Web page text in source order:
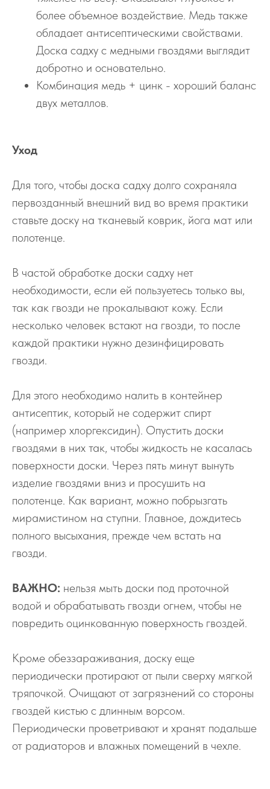
более объемное воздействие. Медь также
обладает антисептическими свойствами.
Доска садху с медными гвоздями выглядит
добротно и основательно.
Комбинация медь + цинк - хороший баланс
двух металлов.
Уход
Для того, чтобы доска садху долго сохраняла
первозданный внешний вид во время практики
ставьте доску на тканевый коврик, йога мат или
полотенце.
В частой обработке доски садху нет
необходимости, если ей пользуетесь только вы,
так как гвозди не прокалывают кожу. Если
несколько человек встают на гвозди, то после
каждой практики нужно дезинфицировать
гвозди.
Для этого необходимо налить в контейнер
антисептик, который не содержит спирт
(например хлоргексидин). Опустить доски
гвоздями в них так, чтобы жидкость не касалась
поверхности доски. Через пять минут вынуть
изделие гвоздями вниз и просушить на
полотенце. Как вариант, можно побрызгать
мирамистином на ступни. Главное, дождитесь
полного высыхания, прежде чем встать на
гвозди.
ВАЖНО: нельзя мыть доски под проточной
водой и обрабатывать гвозди огнем, чтобы не
повредить оцинкованную поверхность гвоздей.
Кроме обеззараживания, доску еще
периодически протирают от пыли сверху мягкой
тряпочкой. Очищают от загрязнений со стороны
гвоздей кистью с длинным ворсом.
Периодически проветривают и хранят подальше
от радиаторов и влажных помещений в чехле.